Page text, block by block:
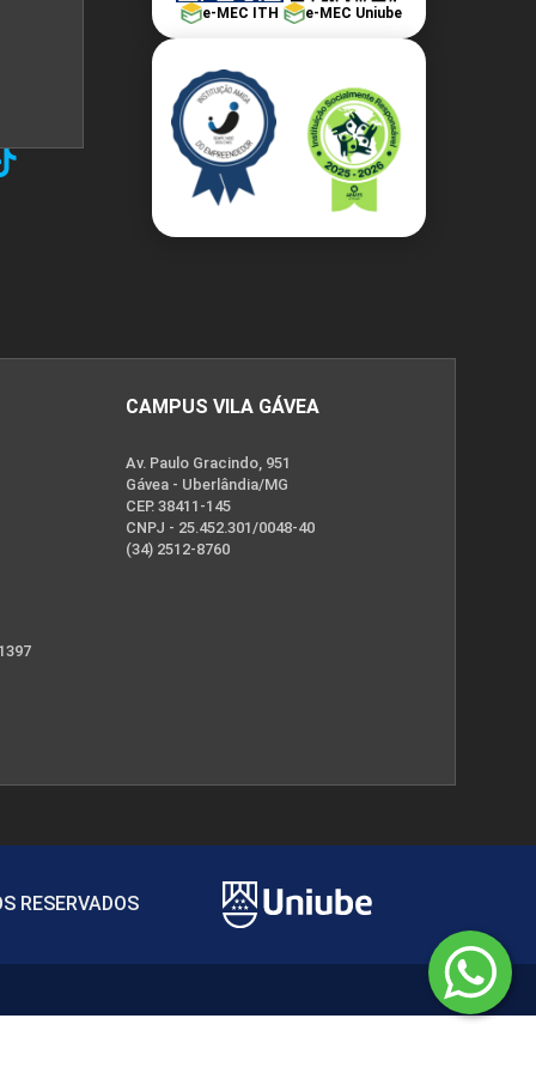
e-MEC ITH e-MEC Uniube
CAMPUS VILA GÁVEA
Av. Paulo Gracindo, 951
Gávea - Uberlândia/MG
CEP. 38411-145
CNPJ - 25.452.301/0048-40
(34) 2512-8760
RESERVADOS